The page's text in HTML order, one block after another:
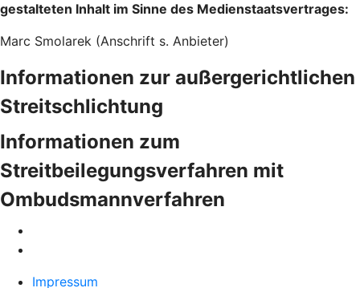
gestalteten Inhalt im Sinne des Medienstaatsvertrages:
Marc Smolarek (Anschrift s. Anbieter)
Informationen zur außergerichtlichen
Streitschlichtung
Informationen zum
Streitbeilegungsverfahren mit
Ombudsmannverfahren
Impressum